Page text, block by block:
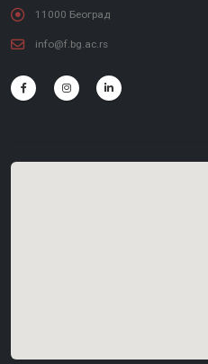
11000 Београд
info@f.bg.ac.rs